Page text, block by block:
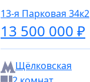
13-я Парковая 34к2
13 500 000 ₽
Щёлковская